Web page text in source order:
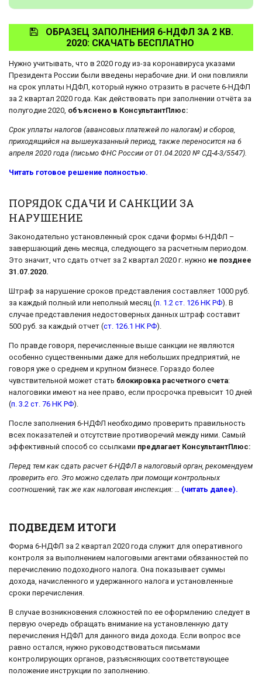
ОБРАЗЕЦ ЗАПОЛНЕНИЯ 6-НДФЛ ЗА 2 КВ.
2020: СКАЧАТЬ БЕСПЛАТНО
Нужно учитывать, что в 2020 году из-за коронавируса указами
Президента России были введены нерабочие дни. И они повлияли
на срок уплаты НДФЛ, который нужно отразить в расчете 6-НДФЛ
за 2 квартал 2020 года. Как действовать при заполнении отчёта за
полугодие 2020, объяснено в КонсультантПлюс:
Срок уплаты налогов (авансовых платежей по налогам) и сборов,
приходящийся на вышеуказанный период, также переносится на 6
апреля 2020 года (письмо ФНС России от 01.04.2020 № СД-4-3/5547).
Читать готовое решение полностью.
ПОРЯДОК СДАЧИ И САНКЦИИ ЗА
НАРУШЕНИЕ
Законодательно установленный срок сдачи формы 6-НДФЛ –
завершающий день месяца, следующего за расчетным периодом.
Это значит, что сдать отчет за 2 квартал 2020 г. нужно не позднее
31.07.2020.
Штраф за нарушение сроков представления составляет 1000 руб.
за каждый полный или неполный месяц (п. 1.2 ст. 126 НК РФ). В
случае представления недостоверных данных штраф составит
500 руб. за каждый отчет (ст. 126.1 НК РФ).
По правде говоря, перечисленные выше санкции не являются
особенно существенными даже для небольших предприятий, не
говоря уже о среднем и крупном бизнесе. Гораздо более
чувствительной может стать блокировка расчетного счета:
налоговики имеют на нее право, если просрочка превысит 10 дней
(п. 3.2 ст. 76 НК РФ).
После заполнения 6-НДФЛ необходимо проверить правильность
всех показателей и отсутствие противоречий между ними. Самый
эффективный способ со ссылками предлагает КонсультантПлюс:
Перед тем как сдать расчет 6-НДФЛ в налоговый орган, рекомендуем
проверить его. Это можно сделать при помощи контрольных
соотношений, так же как налоговая инспекция: … (читать далее).
ПОДВЕДЕМ ИТОГИ
Форма 6-НДФЛ за 2 квартал 2020 года служит для оперативного
контроля за выполнением налоговыми агентами обязанностей по
перечислению подоходного налога. Она показывает суммы
дохода, начисленного и удержанного налога и установленные
сроки перечисления.
В случае возникновения сложностей по ее оформлению следует в
первую очередь обращать внимание на установленную дату
перечисления НДФЛ для данного вида дохода. Если вопрос все
равно остался, нужно руководствоваться письмами
контролирующих органов, разъясняющих соответствующее
положение инструкции по заполнению.